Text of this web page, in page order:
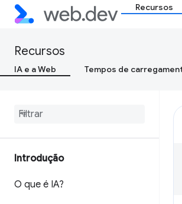
Recursos
Recursos
IA e a Web Tempos de
Introdução
O que é IA?